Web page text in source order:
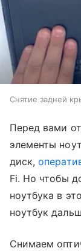
Снятие задней
Перед вами
элементы
диск,
Fi. Но чтобы
ноутбука в
ноутбук
Снимаем